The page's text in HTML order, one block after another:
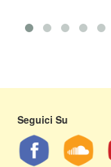
Seguici Su